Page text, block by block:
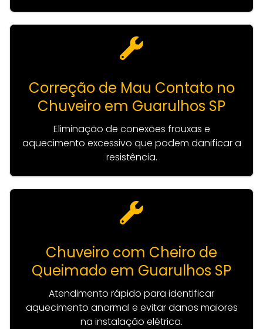
Correção de Mau Contato no
Chuveiro em Guarulhos SP
Eliminação de conexões frouxas e
aquecimento excessivo que podem danificar a
resistência.
Chuveiro com Cheiro de
Queimado em Guarulhos SP
Atendimento rápido para identificar
aquecimento anormal e evitar danos maiores
na instalação elétrica.